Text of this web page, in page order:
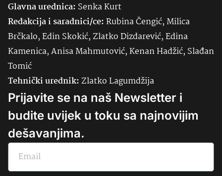
Glavna urednica: SenkaKurt
Redakcija i saradnici/ce:Rubina Čengić, Milica
Brčkalo, Edin Skokić, Zlatko Dizdarević, Edina
Kamenica, Anisa Mahmutović, Kenan Hadžić, Slađan
Tomić
Tehnički urednik:Zlatko Lagumdžija
Prijavite se na naš Newsletter i
budite uvijek u toku sa najnovijim
dešavanjima.